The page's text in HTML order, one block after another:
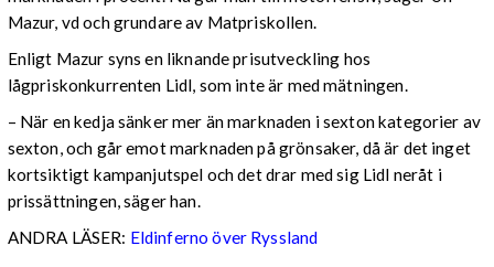
Mazur, vd och grundare av Matpriskollen.
Enligt Mazur syns en liknande prisutveckling hos
lågpriskonkurrenten Lidl, som inte är med mätningen.
– När en kedja sänker mer än marknaden i sexton kategorier av
sexton, och går emot marknaden på grönsaker, då är det inget
kortsiktigt kampanjutspel och det drar med sig Lidl neråt i
prissättningen, säger han.
ANDRA LÄSER: Eldinferno över Ryssland